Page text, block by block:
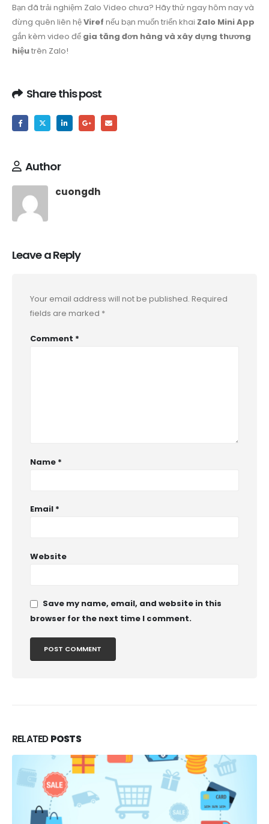
Bạn đã trải nghiệm Zalo Video chưa? Hãy thử ngay hôm nay và
đừng quên liên hệViref nếu bạn muốn triển khai Zalo Mini App
gắn kèm video để gia tăng đơn hàng và xây dựng thương
hiệutrên Zalo!
Share this post
Author
cuongdh
Leave a Reply
Your email address will not be published. Required
fields are marked *
Comment *
Name *
Email *
Website
Save my name, email, and website in this
browser for the next time I comment.
RELATEDPOSTS